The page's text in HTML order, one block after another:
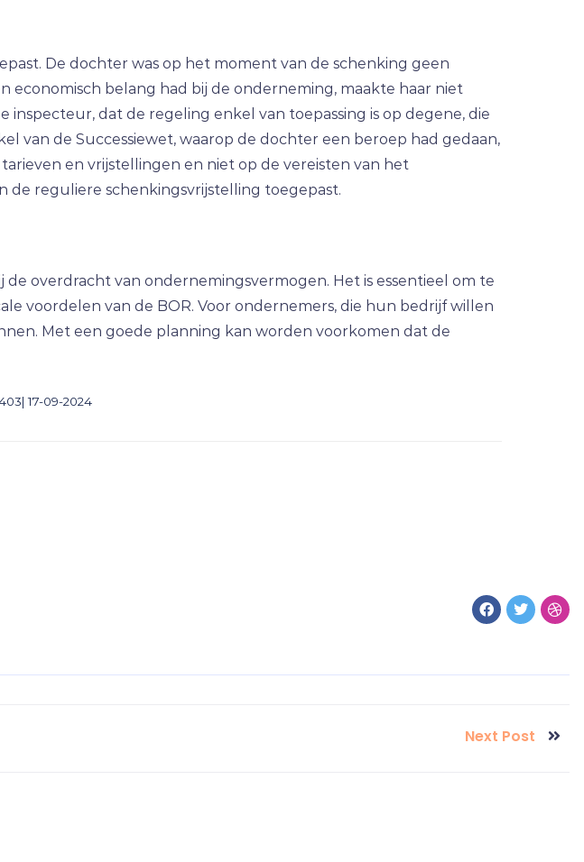
De dochter was op het moment van de schenking geen
belang had bij de onderneming, maakte haar niet
dat de regeling enkel van toepassing is op degene, die
van de Successiewet, waarop de dochter een beroep had gedaan,
en vrijstellingen en niet op de vereisten van het
reguliere schenkingsvrijstelling toegepast.
overdracht van ondernemingsvermogen. Het is essentieel om te
voordelen van de BOR. Voor ondernemers, die hun bedrijf willen
Met een goede planning kan worden voorkomen dat de
17-09-2024
Next Post